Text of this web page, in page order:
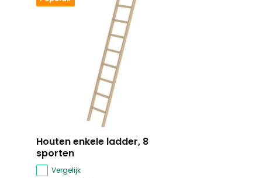
Houten enkele ladder, 8
sporten
Vergelijk